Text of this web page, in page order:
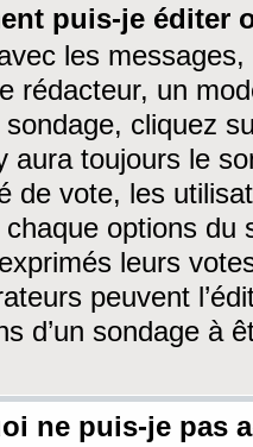
puis-je éditer
les
rédacteur, un
sondage, cliquez
aura toujours le
de vote, les
chaque options du
leurs
peuvent
d’un sondage à
ne puis-je pas